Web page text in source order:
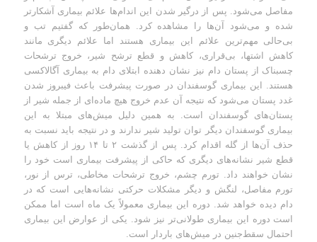
مفاصل می‌شود. پس از درگیر شدن این اندام‌ها علائم بیماری آشکارتر
شده و می‌شود آن‌ها را مشاهده کرد. همان‌طور که گفتیم تب و
بی‌حالی مهم‌ترین علائم این بیماری هستند اما علائم دیگری مانند
کاهش اشتها، بی‌قراری، کاهش و قطع ترشح شیر، خروج ترشحات
چسبناک از پستان دام نیز نشان‌ دهنده ابتلای دام به بیماری آگالاکسی
هستند. این بیماری گوسفندان در صورت پیشرفت باعث فیبروز شدن
غدد پستان می‌شود که نتیجه آن عدم خروج هیچ ماده‌ای از جمله شیر از
پستان‌های گوسفندان است. به همین دلیل میش‌های مبتلا به این
بیماری گوسفندان دیگر توان تولید شیر ندارند و در نتیجه باید نسبت به
حذف آن‌ها از گله اقدام کرد. پس از گذشت ۲ تا ۱۴ روز از کاهش یا
قطع شیر نشانه‌های دیگری که حاکی از پیشرفت بیماری است خود را
نشان خواهند داد. تورم چشم، خروج ترشحات مخاطی، ترس از نور،
تورم مفاصل، لنگش و دیگر مشکلات حرکتی نشانه‌هایی است که در
دام دیده خواهد شد. دوره این بیماری معمولاً یک ماه است اما ممکن
است دوره این بیماری طولانی‌تر نیز شود. یکی از عوارض این بیماری
احتمال سقط‌جنین در میش‌های باردار است.